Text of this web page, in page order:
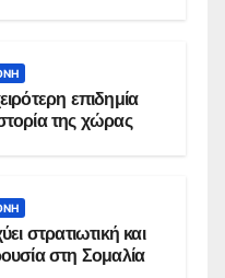
επιδημία
της χώρας
στρατιωτική και
στη Σομαλία